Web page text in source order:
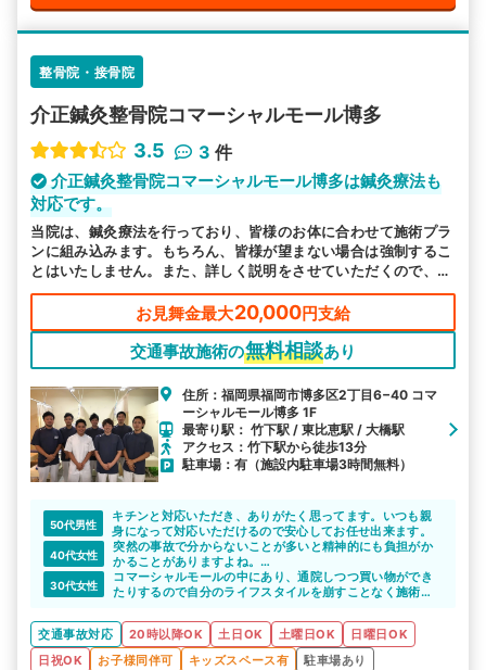
整骨院・接骨院
介正鍼灸整骨院コマーシャルモール博多
3.5
3 件
介正鍼灸整骨院コマーシャルモール博多は鍼灸療法も
対応です。
当院は、鍼灸療法を行っており、皆様のお体に合わせて施術プラ
ンに組み込みます。もちろん、皆様が望まない場合は強制するこ
とはいたしません。また、詳しく説明をさせていただくので、ご
不明な点や疑問点はご相談ください。
お見舞金最大20,000円支給
交通事故施術の無料相談あり
住所：福岡県福岡市博多区2丁目6−40 コマ
ーシャルモール博多 1F
最寄り駅： 竹下駅 / 東比恵駅 / 大橋駅
アクセス：竹下駅から徒歩13分
駐車場：有（施設内駐車場3時間無料）
50代男性
キチンと対応いただき、ありがたく思ってます。いつも親
身になって対応いただけるので安心してお任せ出来ます。
40代女性
突然の事故で分からないことが多いと精神的にも負担がか
かることがありますよね。
コマーシャルモールはり灸整骨院は、怪我だけでなく保険
の手続きにも詳しいので、分からないことを相談できて心
30代女性
コマーシャルモールの中にあり、通院しつつ買い物ができ
たりするので自分のライフスタイルを崩すことなく施術を
辛かった身体の痛みについても細かく説明した上で丁寧に
施術してくれるので安心できます。
交通事故対応 20時以降OK 土日OK 土曜日OK
日曜日OK
日祝OK
お子様同伴可 キッズスペース有 駐車場あり